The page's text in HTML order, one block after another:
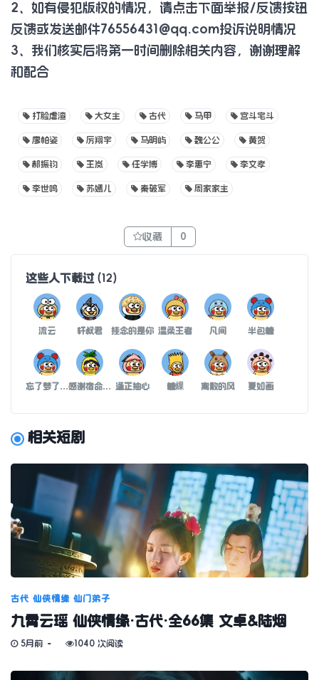
2、如有侵犯版权的情况，请点击下面举报/反馈按钮
反馈或发送邮件76556431@qq.com投诉说明情况
3、我们核实后将第一时间删除相关内容，谢谢理解
和配合
打脸虐渣 大女主 古代 马甲 宫斗宅斗
廖帕姿 厉翔宇 马明屿 魏公公 黄贺
郝振钧 王岚 任学博 李惠宁 李文孝
李世鸣 苏嫣儿 秦破军 周家家主
收藏 0
这些人下载过(12)
流云 轩叔君 挂念的是你 温柔王者 凡间 半包糖
忘了梦了忽略我了 感谢宿命让我们相遇 逢正抽心 糖綶 离散的风 夏如画
相关短剧
古代 仙侠情缘 仙门弟子
九霄云瑶 仙侠情缘·古代·全66集 文卓&陆烟
5月前 1040 次阅读